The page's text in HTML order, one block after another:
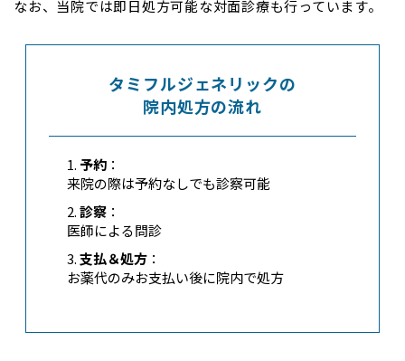
(4～11日)
小笠原村
（3日目）
島根県
なお、当院では即日処方可能な対面診療も行っています。
タミフルジェネリックの
院内処方の流れ
予約 ：
来院の際は予約なしでも診察可能
診察 ：
医師による問診
支払＆処方 ：
お薬代のみお支払い後に院内で処方